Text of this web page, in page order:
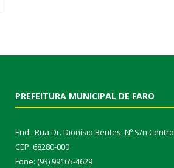
PREFEITURA MUNICIPAL DE FARO
End.: Rua Dr. Dionísio Bentes, Nº S/n Centro
CEP: 68280-000
Fone: (93) 99165-4629